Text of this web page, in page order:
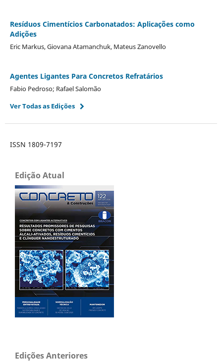
Resíduos Cimentícios Carbonatados: Aplicações como
Adições
Eric Markus, Giovana Atamanchuk, Mateus Zanovello
Agentes Ligantes Para Concretos Refratários
Fabio Pedroso; Rafael Salomão
Ver Todas as Edições
ISSN 1809-7197
Edição Atual
Edições Anteriores